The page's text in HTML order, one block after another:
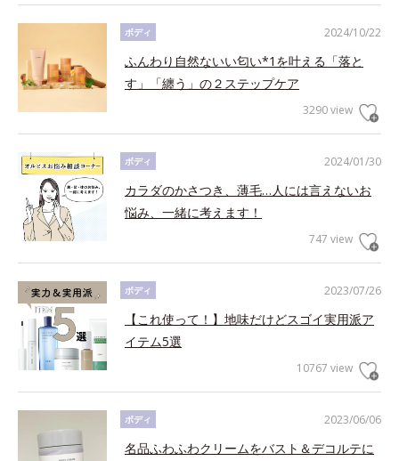
2024/10/22
ボディ
ふんわり自然ないい匂い*1を叶える「落と
す」「纏う」の２ステップケア
3290 view
2024/01/30
ボディ
カラダのかさつき、薄毛…人には言えないお
悩み、一緒に考えます！
747 view
2023/07/26
ボディ
【これ使って！】地味だけどスゴイ実用派ア
イテム5選
10767 view
2023/06/06
ボディ
名品ふわふわクリームをバスト＆デコルテに